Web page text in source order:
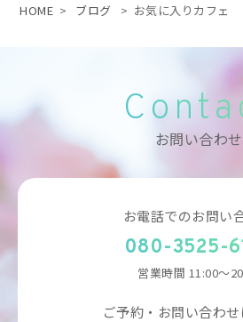
HOME > ブログ > お気に入りカフェ
お問い合わせ
お電話でのお問い
080-3525-
営業時間 11:00～
ご予約・お問い合わ